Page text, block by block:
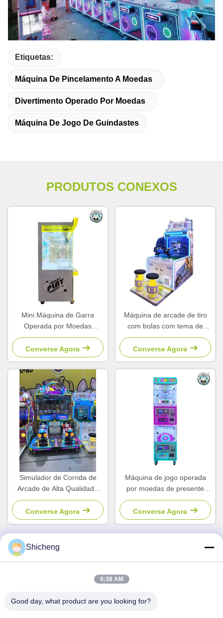
Etiquetas:
Máquina De Pincelamento A Moedas
Divertimento Operado Por Moedas
Máquina De Jogo De Guindastes
PRODUTOS CONEXOS
Mini Máquina de Garra
Operada por Moedas
Simulador de Máquina de
Garra de Plástico Arcade
Infantil
Converse Agora
Máquina de arcade de tiro
com bolas com tema de
desenho animado operada
por moedas para parque de
diversões infantil
Converse Agora
Simulador de Corrida de
Arcade de Alta Qualidade
para 2 Jogadores em
Cidade de Jogos para
Crianças
Converse Agora
Máquina de jogo operada
por moedas de presente
para centros de diversões
Aceitador de contas
Converse Agora
Sala 101, No.13 Weimin Middle Road, Cidade de Nancun.
Shicheng
9:38 AM
Good day, what product are you looking for?